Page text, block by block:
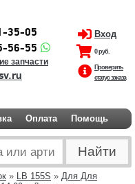
35-05
56-55
запчасти
Вход
0 руб.
Проверить
статус заказа
Оплата Помощь
» LB 155S » Для Для